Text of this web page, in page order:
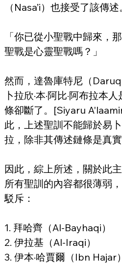
（Nasa’i）也接受了該傳述
「你已從小聖戰中歸來，
聖戰是心靈聖戰嗎？」
然而，達魯庫特尼（
卜拉欣·本·阿比·阿布拉本
條卻斷了。[Siyaru
此，上述聖訓不能歸於易卜
拉，除非其傳述鏈條是真實
因此，綜上所述，關於此
所有聖訓的內容都很薄弱
駁斥：
1. 拜哈齊（Al-Bayhaqi）
2. 伊拉基（Al-Iraqi）
3. 伊本·哈賈爾（Ibn Hajar）